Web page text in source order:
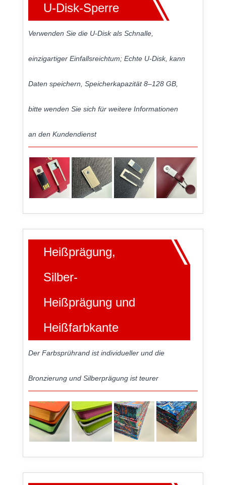
U-Disk-Sperre
Verwenden Sie die U-Disk als Schnalle,
einzigartiger Einfallsreichtum; Echte U-Disk, kann
Daten speichern, Speicherkapazität 8–128 GB,
bitte wenden Sie sich für weitere Informationen
an den Kundendienst
Heißprägung,
Silber-
Heißprägung und
Heißfarbkante
Der Farbsprührand ist individueller und die
Bronzierung und Silberprägung ist teurer